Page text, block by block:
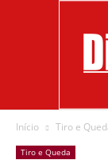
Início Tiro e
Tiro e Queda